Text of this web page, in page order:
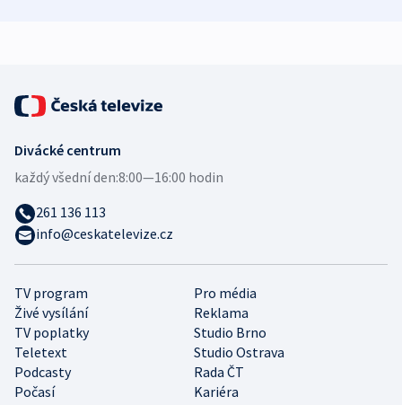
TV program
Pro média
Živé vysílání
Reklama
TV poplatky
Studio Brno
Teletext
Studio Ostrava
Podcasty
Rada ČT
Počasí
Kariéra
Divácké centrum
každý všední den:8:00—16:00 hodin
261 136 113
info@ceskatelevize.cz